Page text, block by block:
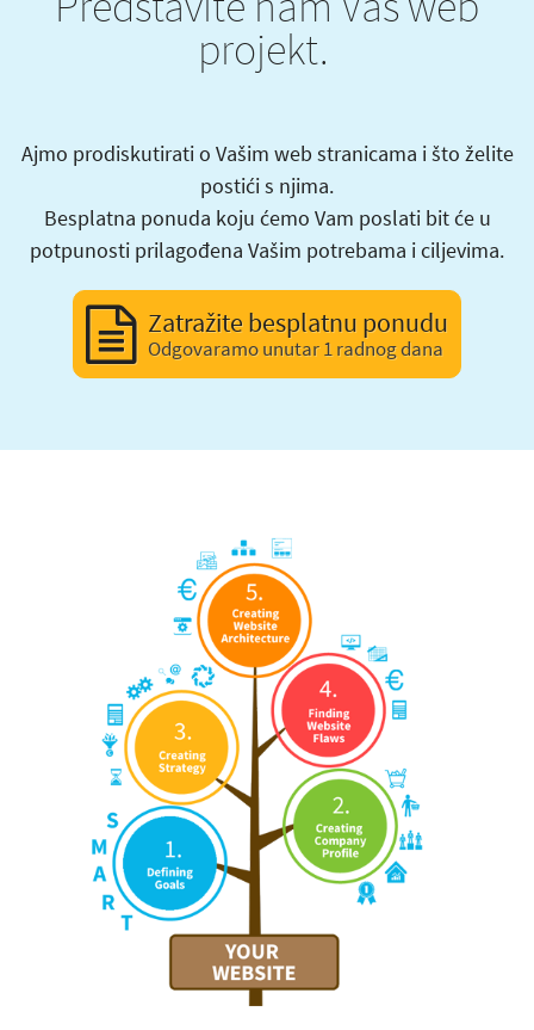
projekt.
Ajmo prodiskutirati o Vašim web stranicama i što želite
postići s njima.
Besplatna ponuda koju ćemo Vam poslati bit će u
potpunosti prilagođena Vašim potrebama i ciljevima.
Zatražite besplatnu ponudu
Odgovaramo unutar 1 radnog dana